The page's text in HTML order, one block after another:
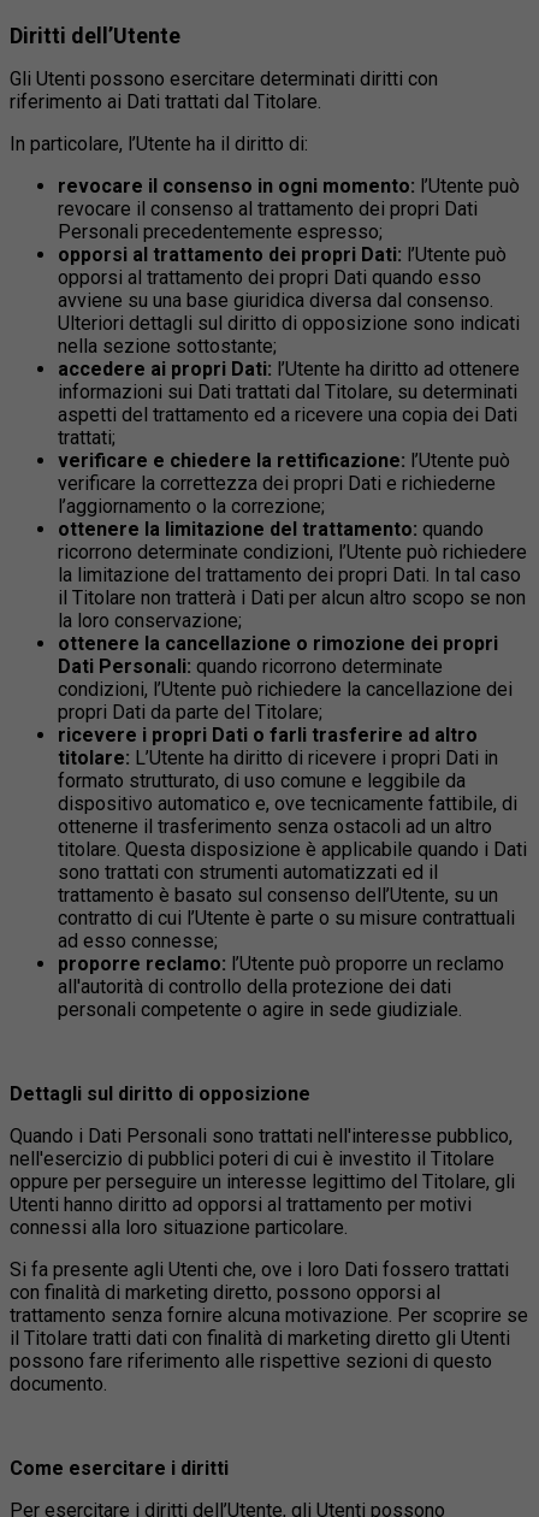
Diritti dell’Utente
Gli Utenti possono esercitare determinati diritti con
riferimento ai Dati trattati dal Titolare.
In particolare, l’Utente ha il diritto di:
revocare il consenso in ogni momento: l’Utente può
revocare il consenso al trattamento dei propri Dati
Personali precedentemente espresso;
opporsi al trattamento dei propri Dati: l’Utente può
opporsi al trattamento dei propri Dati quando esso
avviene su una base giuridica diversa dal consenso.
Ulteriori dettagli sul diritto di opposizione sono indicati
nella sezione sottostante;
accedere ai propri Dati: l’Utente ha diritto ad ottenere
informazioni sui Dati trattati dal Titolare, su determinati
aspetti del trattamento ed a ricevere una copia dei Dati
trattati;
verificare e chiedere la rettificazione: l’Utente può
verificare la correttezza dei propri Dati e richiederne
l’aggiornamento o la correzione;
ottenere la limitazione del trattamento: quando
ricorrono determinate condizioni, l’Utente può richiedere
la limitazione del trattamento dei propri Dati. In tal caso
il Titolare non tratterà i Dati per alcun altro scopo se non
la loro conservazione;
ottenere la cancellazione o rimozione dei propri
Dati Personali: quando ricorrono determinate
condizioni, l’Utente può richiedere la cancellazione dei
propri Dati da parte del Titolare;
ricevere i propri Dati o farli trasferire ad altro
titolare: L’Utente ha diritto di ricevere i propri Dati in
formato strutturato, di uso comune e leggibile da
dispositivo automatico e, ove tecnicamente fattibile, di
ottenerne il trasferimento senza ostacoli ad un altro
titolare. Questa disposizione è applicabile quando i Dati
sono trattati con strumenti automatizzati ed il
trattamento è basato sul consenso dell’Utente, su un
contratto di cui l’Utente è parte o su misure contrattuali
ad esso connesse;
proporre reclamo: l’Utente può proporre un reclamo
all'autorità di controllo della protezione dei dati
personali competente o agire in sede giudiziale.
Dettagli sul diritto di opposizione
Quando i Dati Personali sono trattati nell'interesse pubblico,
nell'esercizio di pubblici poteri di cui è investito il Titolare
oppure per perseguire un interesse legittimo del Titolare, gli
Utenti hanno diritto ad opporsi al trattamento per motivi
connessi alla loro situazione particolare.
Si fa presente agli Utenti che, ove i loro Dati fossero trattati
con finalità di marketing diretto, possono opporsi al
trattamento senza fornire alcuna motivazione. Per scoprire se
il Titolare tratti dati con finalità di marketing diretto gli Utenti
possono fare riferimento alle rispettive sezioni di questo
documento.
Come esercitare i diritti
Per esercitare i diritti dell’Utente, gli Utenti possono